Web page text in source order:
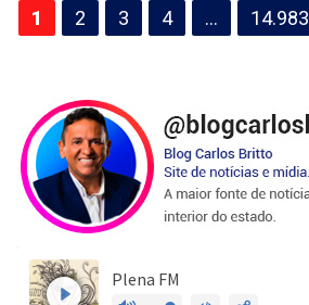
Paginação
de
1 2 3 4 … 14.983